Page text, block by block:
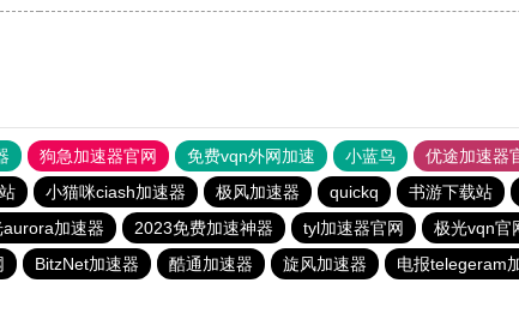
狗急加速器官网 免费vqn外网加速 小蓝鸟 优途加速器
小猫咪ciash加速器 极风加速器 quickq 书游下载站
aurora加速器 2023免费加速神器 tyl加速器官网 极光vqn官
BitzNet加速器 酷通加速器 旋风加速器 电报telegeram